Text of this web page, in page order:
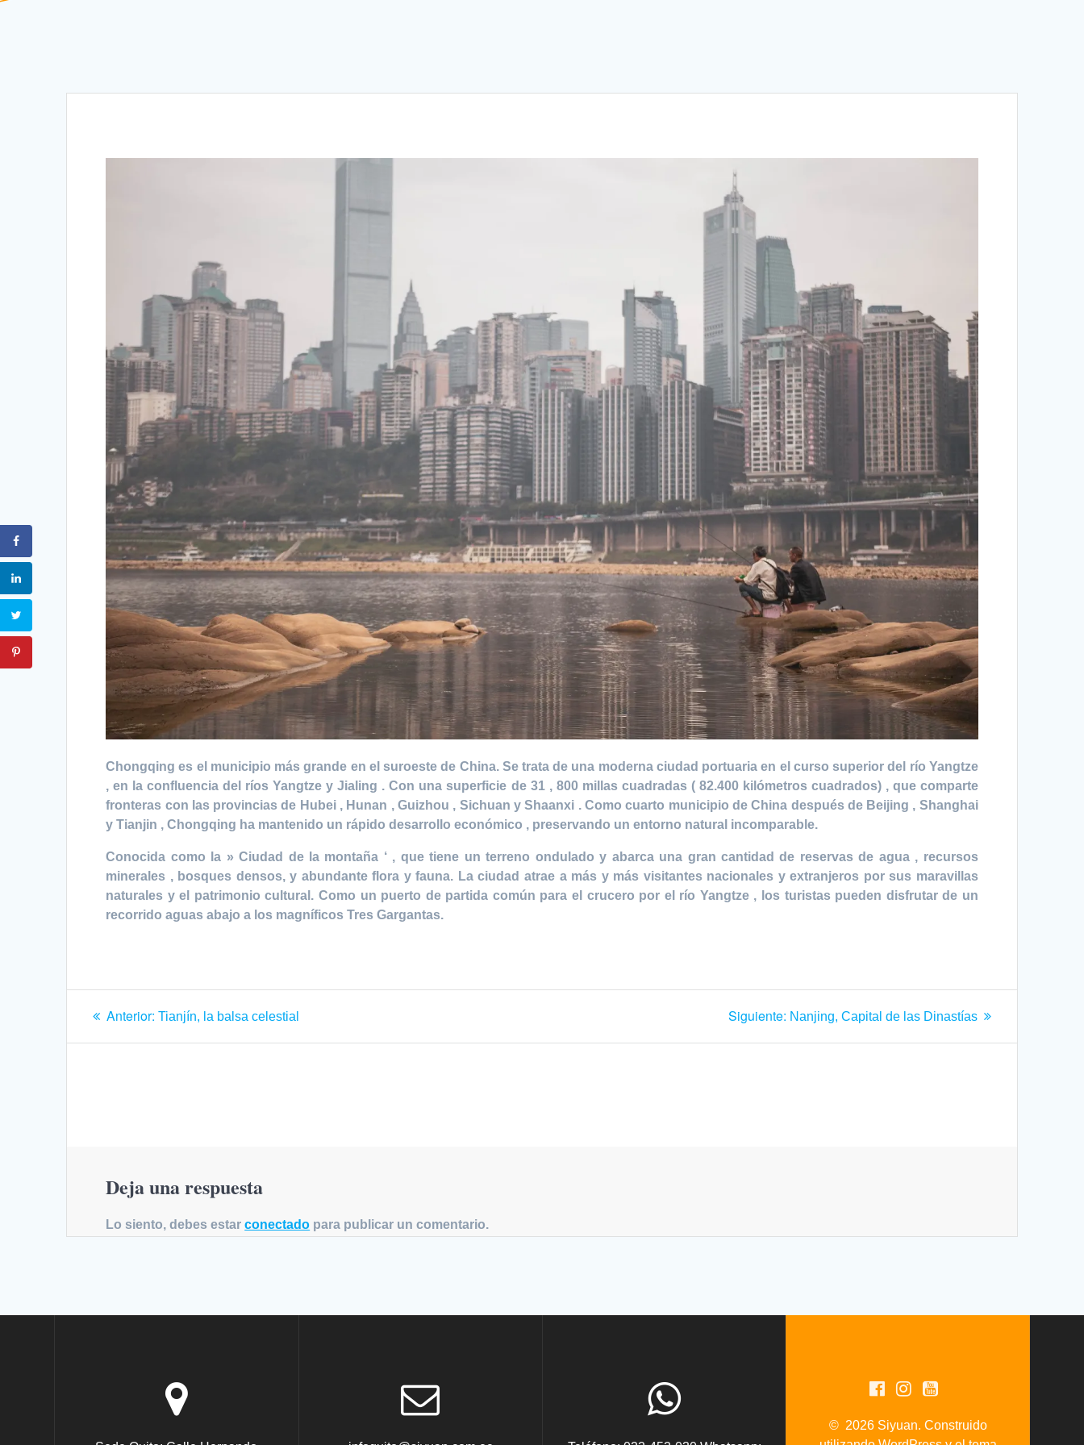
Chongqing es el municipio más grande en el suroeste de China. Se trata de una moderna ciudad portuaria en el curso superior del río Yangtze
, en la confluencia del ríos Yangtze y Jialing . Con una superficie de 31 , 800 millas cuadradas ( 82.400 kilómetros cuadrados) , que comparte
fronteras con las provincias de Hubei , Hunan , Guizhou , Sichuan y Shaanxi . Como cuarto municipio de China después de Beijing , Shanghai
y Tianjin , Chongqing ha mantenido un rápido desarrollo económico , preservando un entorno natural incomparable.
Conocida como la » Ciudad de la montaña ‘ , que tiene un terreno ondulado y abarca una gran cantidad de reservas de agua , recursos
minerales , bosques densos, y abundante flora y fauna. La ciudad atrae a más y más visitantes nacionales y extranjeros por sus maravillas
naturales y el patrimonio cultural. Como un puerto de partida común para el crucero por el río Yangtze , los turistas pueden disfrutar de un
recorrido aguas abajo a los magníficos Tres Gargantas.
Navegación
de
Anterior: Entrada
Tianjín, la balsa celestial Siguiente: Siguiente
Nanjing, Capital de las Dinastías
Deja una respuesta
Lo siento, debes estarconectado para publicar un comentario.
© 2026 Siyuan. Construido